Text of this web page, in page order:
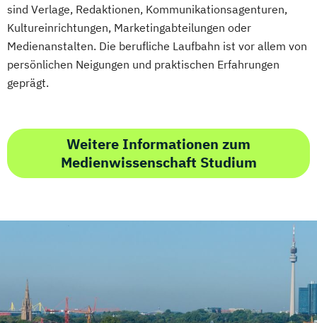
sind Verlage, Redaktionen, Kommunikationsagenturen,
Kultureinrichtungen, Marketingabteilungen oder
Medienanstalten. Die berufliche Laufbahn ist vor allem von
persönlichen Neigungen und praktischen Erfahrungen
geprägt.
Weitere Informationen zum
Medienwissenschaft Studium